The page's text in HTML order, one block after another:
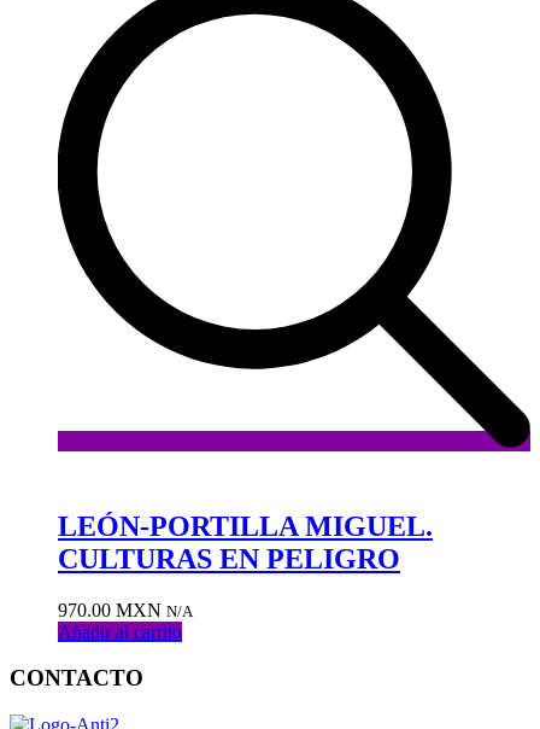
la
lista
de
LEÓN-PORTILLA MIGUEL.
CULTURAS EN PELIGRO
970.00 MXN N/A
Añadir al carrito
CONTACTO